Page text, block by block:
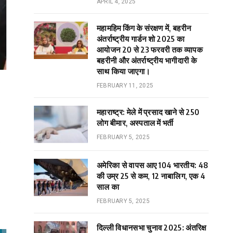
APRIL 4, 2025
महामहिम किंग के संरक्षण में, बहरीन
अंतर्राष्ट्रीय गार्डन शो 2025 का
आयोजन 20 से 23 फरवरी तक व्यापक
बहरीनी और अंतर्राष्ट्रीय भागीदारी के
साथ किया जाएगा।
FEBRUARY 11, 2025
महाराष्ट्र: मेले में प्रसाद खाने से 250
लोग बीमार, अस्पताल में भर्ती
FEBRUARY 5, 2025
अमेरिका से वापस आए 104 भारतीय: 48
की उम्र 25 से कम, 12 नाबालिग, एक 4
साल का
FEBRUARY 5, 2025
दिल्ली विधानसभा चुनाव 2025: अंतरिक्ष